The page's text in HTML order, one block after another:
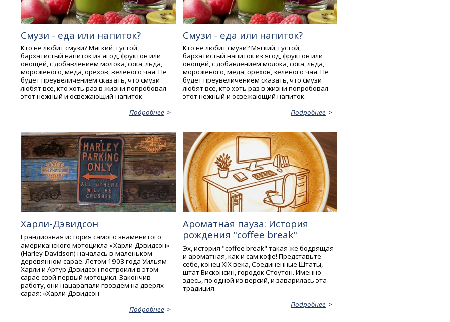
Смузи - еда или напиток?
Кто не любит смузи? Мягкий, густой,
бархатистый напиток из ягод, фруктов или
овощей, с добавлением молока, сока, льда,
мороженого, мёда, орехов, зелёного чая. Не
будет преувеличением сказать, что смузи
любят все, кто хоть раз в жизни попробовал
этот нежный и освежающий напиток.
Подробнее
Смузи - еда или напиток?
Кто не любит смузи? Мягкий, густой,
бархатистый напиток из ягод, фруктов или
овощей, с добавлением молока, сока, льда,
мороженого, мёда, орехов, зелёного чая. Не
будет преувеличением сказать, что смузи
любят все, кто хоть раз в жизни попробовал
этот нежный и освежающий напиток.
Подробнее
Харли-Дэвидсон
Грандиозная история самого знаменитого
американского мотоцикла «Харли-Дэвидсон»
(Harley-Davidson) началась в маленьком
деревянном сарае. Летом 1903 года Уильям
Харли и Артур Дэвидсон построили в этом
сарае свой первый мотоцикл. Закончив
работу, они нацарапали гвоздем на дверях
сарая: «Харли-Дэвидсон
Подробнее
Ароматная пауза: История
рождения "coffee break"
Эх, история "coffee break" такая же бодрящая
и ароматная, как и сам кофе! Представьте
себе, конец XIX века, Соединенные Штаты,
штат Висконсин, городок Стоутон. Именно
здесь, по одной из версий, и заварилась эта
традиция.
Подробнее